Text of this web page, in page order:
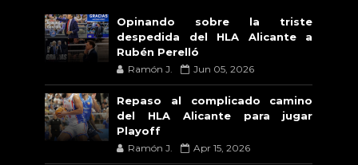
Opinando sobre la triste
despedida del HLA Alicante a
Rubén Perelló
Ramón J. Jun 05, 2026
Repaso al complicado camino
del HLA Alicante para jugar
Playoff
Ramón J. Apr 15, 2026